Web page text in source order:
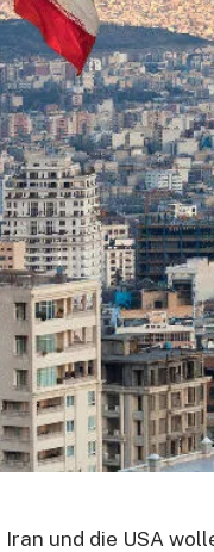
Iran und die USA